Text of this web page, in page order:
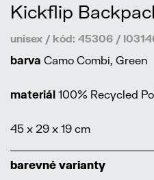
Kickflip
unisex / kód: 45306 /
barva Camo Combi, Green
materiál 100% Recycled
45 x 29 x 19 cm
barevné varianty